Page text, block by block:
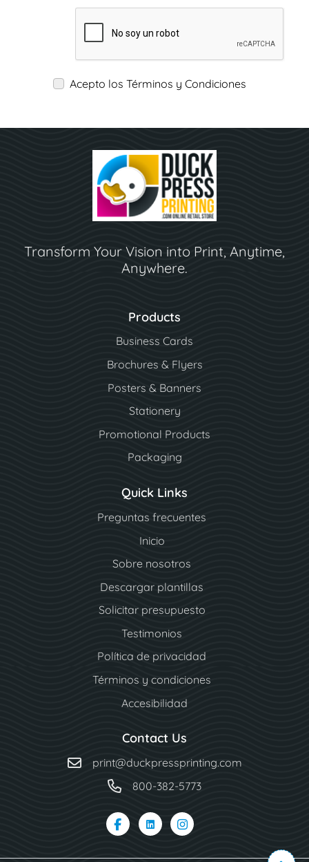
Acepto los Términos y Condiciones
Transform Your Vision into Print, Anytime,
Anywhere.
Products
Business Cards
Brochures & Flyers
Posters & Banners
Stationery
Promotional Products
Packaging
Quick Links
Preguntas frecuentes
Inicio
Sobre nosotros
Descargar plantillas
Solicitar presupuesto
Testimonios
Política de privacidad
Términos y condiciones
Accesibilidad
Contact Us
print@duckpressprinting.com
800-382-5773